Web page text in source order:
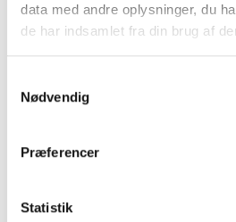
data med andre oplysninger, du
de har indsamlet fra din brug af
Nødvendig
Præferencer
Statistik
Et godt tip: Cremen kan tilpasses
hindbær, men en æblekompot eller